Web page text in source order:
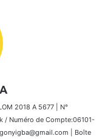
2018 A 5677 | N°
/ Numéro de Compte:06101-
| Boîte